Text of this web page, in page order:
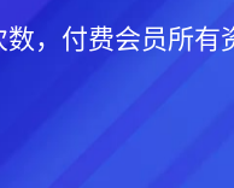
，付费会员所有